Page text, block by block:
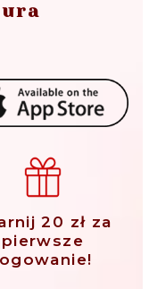
20 zł za
pierwsze